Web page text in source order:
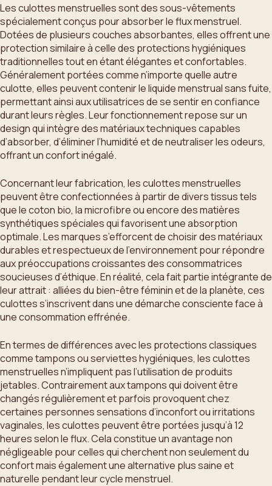
Les culottes menstruelles sont des sous-vêtements
spécialement conçus pour absorber le flux menstruel.
Dotées de plusieurs couches absorbantes, elles offrent une
protection similaire à celle des protections hygiéniques
traditionnelles tout en étant élégantes et confortables.
Généralement portées comme n’importe quelle autre
culotte, elles peuvent contenir le liquide menstrual sans fuite,
permettant ainsi aux utilisatrices de se sentir en confiance
durant leurs règles. Leur fonctionnement repose sur un
design qui intègre des matériaux techniques capables
d’absorber, d’éliminer l’humidité et de neutraliser les odeurs,
offrant un confort inégalé.
Concernant leur fabrication, les culottes menstruelles
peuvent être confectionnées à partir de divers tissus tels
que le coton bio, la microfibre ou encore des matières
synthétiques spéciales qui favorisent une absorption
optimale. Les marques s’efforcent de choisir des matériaux
durables et respectueux de l’environnement pour répondre
aux préoccupations croissantes des consommatrices
soucieuses d’éthique. En réalité, cela fait partie intégrante de
leur attrait : alliées du bien-être féminin et de la planète, ces
culottes s’inscrivent dans une démarche consciente face à
une consommation effrénée.
En termes de différences avec les protections classiques
comme tampons ou serviettes hygiéniques, les culottes
menstruelles n’impliquent pas l’utilisation de produits
jetables. Contrairement aux tampons qui doivent être
changés régulièrement et parfois provoquent chez
certaines personnes sensations d’inconfort ou irritations
vaginales, les culottes peuvent être portées jusqu’à 12
heures selon le flux. Cela constitue un avantage non
négligeable pour celles qui cherchent non seulement du
confort mais également une alternative plus saine et
naturelle pendant leur cycle menstruel.